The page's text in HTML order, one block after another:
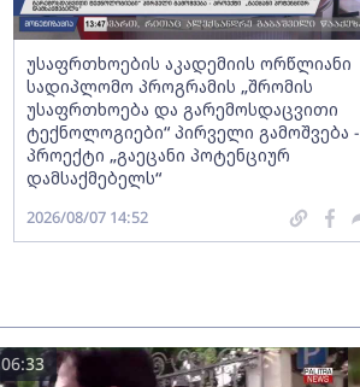
უსაფრთხოების აკადემიის ორწლიანი
სადიპლომო პროგრამის „შრომის
უსაფრთხოება და გარემოსდაცვითი
ტექნოლოგიები“ პირველი გამოშვება -
პროექტი „გაეცანი პოტენციურ
დამსაქმებელს“
2026/08/07 14:52
06:33